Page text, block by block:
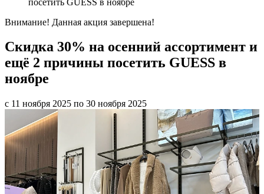
Внимание! Данная акция завершена!
Скидка 30% на осенний ассортимент и
ещё 2 причины посетить GUESS в
ноябре
с 11 ноября 2025 по 30 ноября 2025